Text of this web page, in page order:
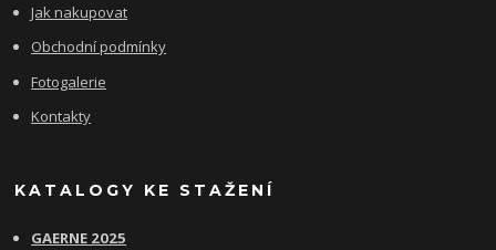
Jak nakupovat
Obchodní podmínky
Fotogalerie
Kontakty
KATALOGY KE STAŽENÍ
GAERNE 2025